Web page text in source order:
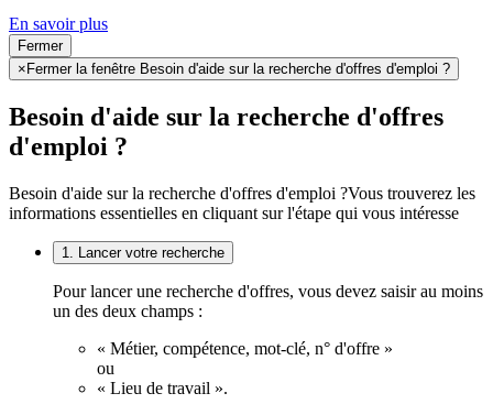
En savoir plus
Fermer
× Fermer la fenêtre Besoin d'aide sur la recherche d'offres d'emploi ?
Besoin d'aide sur la recherche d'offres
d'emploi ?
Besoin d'aide sur la recherche d'offres d'emploi ?Vous trouverez les
informations essentielles en cliquant sur l'étape qui vous intéresse
1. Lancer votre recherche
Pour lancer une recherche d'offres, vous devez saisir au moins
un des deux champs :
« Métier, compétence, mot-clé, n° d'offre »
ou
« Lieu de travail ».